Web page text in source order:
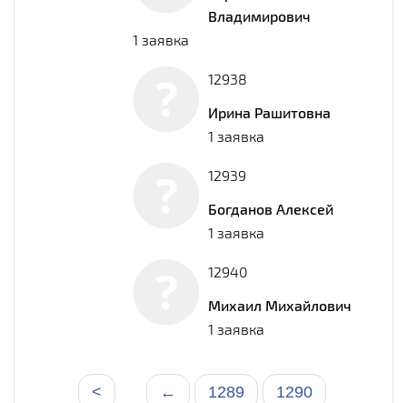
Владимирович
1 заявка
12938
Ирина Рашитовна
1 заявка
12939
Богданов Алексей
1 заявка
12940
Михаил Михайлович
1 заявка
←
< 1289
1290